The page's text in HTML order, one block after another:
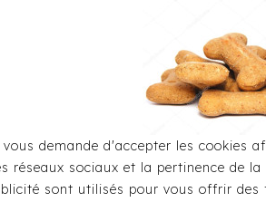
MÉDAILLE - PET ID TAG
Toutou® Handmade Les Sacs
vous demande d'accepter les cookies
réseaux sociaux et la pertinence de
sont utilisés pour vous offrir